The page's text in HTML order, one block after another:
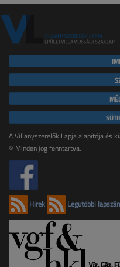
A Villanyszerelők Lapja alapítója és
© Minden jog fenntartva.
Hírek Legutóbbi